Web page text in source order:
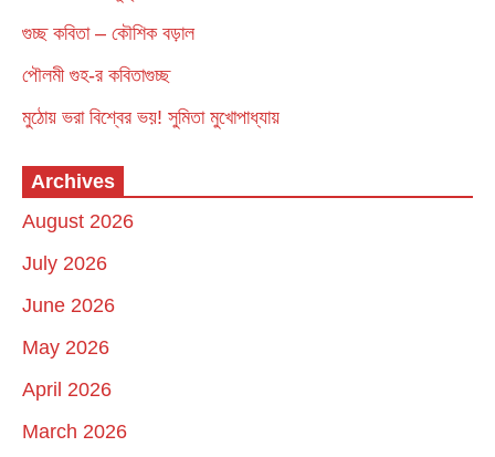
গুচ্ছ কবিতা – কৌশিক বড়াল
পৌলমী গুহ-র কবিতাগুচ্ছ
মুঠোয় ভরা বিশ্বের ভয়! সুমিতা মুখোপাধ্যায়
Archives
August 2026
July 2026
June 2026
May 2026
April 2026
March 2026